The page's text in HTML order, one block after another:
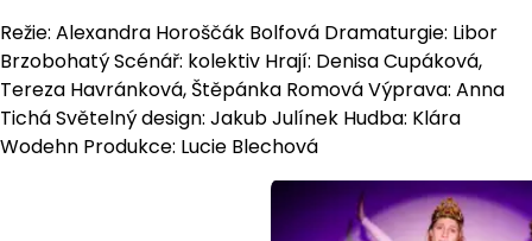
Režie: Alexandra Horoščák Bolfová Dramaturgie: Libor
Brzobohatý Scénář: kolektiv Hrají: Denisa Cupáková,
Tereza Havránková, Štěpánka Romová Výprava: Anna
Tichá Světelný design: Jakub Julínek Hudba: Klára
Wodehn Produkce: Lucie Blechová